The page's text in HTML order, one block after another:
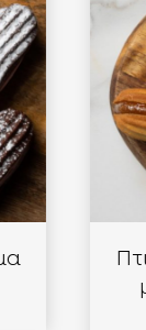
Πτι